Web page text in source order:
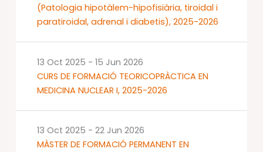
(Patologia hipotàlem-hipofisiària, tiroidal i
paratiroidal, adrenal i diabetis), 2025-2026
CURS DE FORMACIÓ TEORICOPRÀCTICA EN
MEDICINA NUCLEAR I, 2025-2026
13 Oct 2025 - 15 Jun 2026
MÀSTER DE FORMACIÓ PERMANENT EN
13 Oct 2025 - 22 Jun 2026